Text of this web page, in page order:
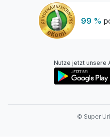
99 %
Nutze jetzt unsere
© Super